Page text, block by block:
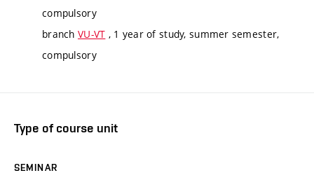
compulsory
branch VU-VT , 1 year of study, summer semester,
compulsory
Type of course unit
SEMINAR